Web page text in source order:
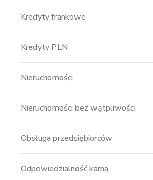
Kredyty frankowe
Kredyty PLN
Nieruchomości
Nieruchomości bez wątpliwości
Obsługa przedsiębiorców
Odpowiedzialność karna